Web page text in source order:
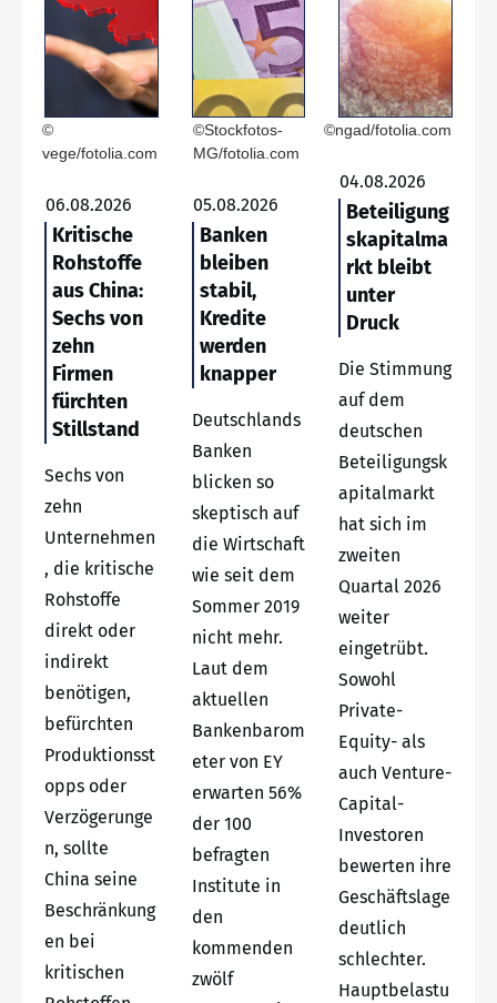
©
vege/fotolia.com
06.08.2026
Kritische
Rohstoffe
aus China:
Sechs von
zehn
Firmen
fürchten
Stillstand
Sechs von
zehn
Unternehmen
, die kritische
Rohstoffe
direkt oder
indirekt
benötigen,
befürchten
Produktionsst
opps oder
Verzögerunge
n, sollte
China seine
Beschränkung
en bei
kritischen
©Stockfotos-
MG/fotolia.com
05.08.2026
Banken
bleiben
stabil,
Kredite
werden
knapper
Deutschlands
Banken
blicken so
skeptisch auf
die Wirtschaft
wie seit dem
Sommer 2019
nicht mehr.
Laut dem
aktuellen
Bankenbarom
eter von EY
erwarten 56%
der 100
befragten
Institute in
den
kommenden
zwölf
©ngad/fotolia.com
04.08.2026
Beteiligung
skapitalma
rkt bleibt
unter
Druck
Die Stimmung
auf dem
deutschen
Beteiligungsk
apitalmarkt
hat sich im
zweiten
Quartal 2026
weiter
eingetrübt.
Sowohl
Private-
Equity- als
auch Venture-
Capital-
Investoren
bewerten ihre
Geschäftslage
deutlich
schlechter.
Hauptbelastu